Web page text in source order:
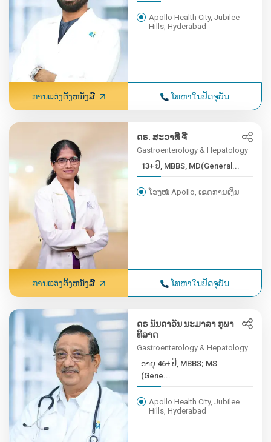
Apollo Health City, Jubilee
Hills, Hyderabad
ການແຕ່ງຕັ້ງຫນັງສື ໂທຫາໃນປັດຈຸບັນ
ດຣ. ສະວາທີ ຈີ
Gastroenterology & Hepatology
13+ ປີ, MBBS, MD(General...
ໂຮງໝໍ Apollo, ເຂດການເງິນ
ການແຕ່ງຕັ້ງຫນັງສື ໂທຫາໃນປັດຈຸບັນ
ດຣ ນັນດາວັນ ນະມາລາ ກຸພາ
ທິລາດ
Gastroenterology & Hepatology
ອາຍຸ 46+ ປີ, MBBS; MS
(Gene...
Apollo Health City, Jubilee
Hills, Hyderabad